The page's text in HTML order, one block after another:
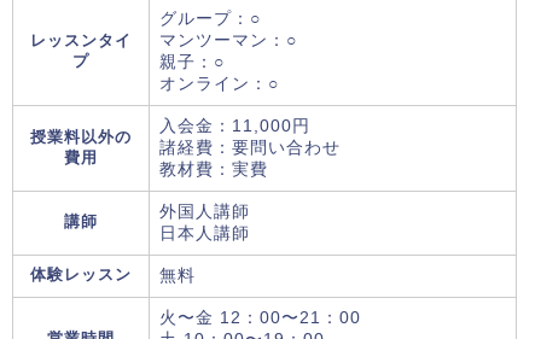
レッスンタイ
プ
グループ：○
マンツーマン：○
親子：○
オンライン：○
授業料以外の
費用
入会金：11,000円
諸経費：要問い合わせ
教材費：実費
講師
外国人講師
日本人講師
体験レッスン 無料
火〜金 12：00〜21：00